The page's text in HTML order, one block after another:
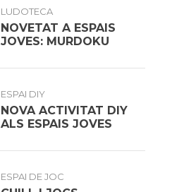
LUDOTECA
NOVETAT A ESPAIS
JOVES: MURDOKU
ESPAI DIY
NOVA ACTIVITAT DIY
ALS ESPAIS JOVES
ESPAI DE JOC